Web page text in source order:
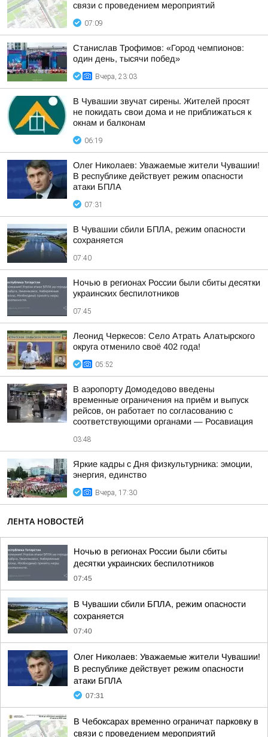
связи с проведением мероприятий
07:09
Станислав Трофимов: «Город чемпионов:
один день, тысячи побед»
Вчера, 23:03
В Чувашии звучат сирены. Жителей просят
не покидать свои дома и не приближаться к
окнам и балконам
06:19
Олег Николаев: Уважаемые жители Чувашии!
В республике действует режим опасности
атаки БПЛА
07:31
В Чувашии сбили БПЛА, режим опасности
сохраняется
07:40
Ночью в регионах России были сбиты десятки
украинских беспилотников
07:45
Леонид Черкесов: Село Атрать Алатырского
округа отменило своё 402 года!
05:52
В аэропорту Домодедово введены
временные ограничения на приём и выпуск
рейсов, он работает по согласованию с
соответствующими органами — Росавиация
03:48
Яркие кадры с Дня физкультурника: эмоции,
энергия, единство
Вчера, 17:30
ЛЕНТА НОВОСТЕЙ
Ночью в регионах России были сбиты
десятки украинских беспилотников
07:45
В Чувашии сбили БПЛА, режим опасности
сохраняется
07:40
Олег Николаев: Уважаемые жители Чувашии!
В республике действует режим опасности
атаки БПЛА
07:31
В Чебоксарах временно ограничат парковку в
связи с проведением мероприятий